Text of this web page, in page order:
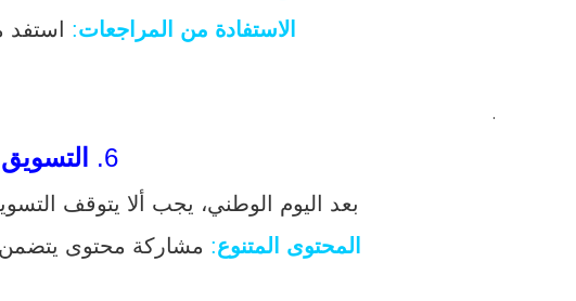
الاستفادة من المراجعات: استفد
.
6.
بعد اليوم الوطني، يجب ألا يتوقف
المحتوى المتنوع: مشاركة محتوى